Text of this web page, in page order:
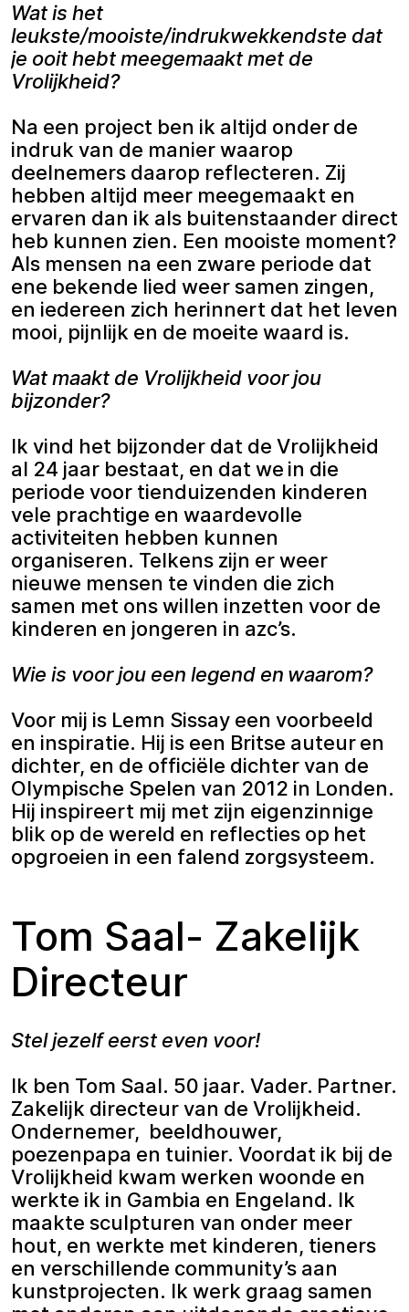
Wat is het
leukste/mooiste/indrukwekkendste dat
je ooit hebt meegemaakt met de
Vrolijkheid?
Na een project ben ik altijd onder de
indruk van de manier waarop
deelnemers daarop reflecteren. Zij
hebben altijd meer meegemaakt en
ervaren dan ik als buitenstaander direct
heb kunnen zien. Een mooiste moment?
Als mensen na een zware periode dat
ene bekende lied weer samen zingen,
en iedereen zich herinnert dat het leven
mooi, pijnlijk en de moeite waard is.
Wat maakt de Vrolijkheid voor jou
bijzonder?
Ik vind het bijzonder dat de Vrolijkheid
al 24 jaar bestaat, en dat we in die
periode voor tienduizenden kinderen
vele prachtige en waardevolle
activiteiten hebben kunnen
organiseren. Telkens zijn er weer
nieuwe mensen te vinden die zich
samen met ons willen inzetten voor de
kinderen en jongeren in azc’s.
Wie is voor jou een legend en waarom?
Voor mij is Lemn Sissay een voorbeeld
en inspiratie. Hij is een Britse auteur en
dichter, en de officiële dichter van de
Olympische Spelen van 2012 in Londen.
Hij inspireert mij met zijn eigenzinnige
blik op de wereld en reflecties op het
opgroeien in een falend zorgsysteem.
Tom Saal- Zakelijk
Directeur
Stel jezelf eerst even voor!
Ik ben Tom Saal. 50 jaar. Vader. Partner.
Zakelijk directeur van de Vrolijkheid.
Ondernemer, beeldhouwer,
poezenpapa en tuinier. Voordat ik bij de
Vrolijkheid kwam werken woonde en
werkte ik in Gambia en Engeland. Ik
maakte sculpturen van onder meer
hout, en werkte met kinderen, tieners
en verschillende community’s aan
kunstprojecten. Ik werk graag samen